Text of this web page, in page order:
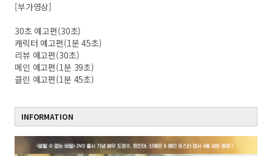
[부가영상]
30초 예고편(30초)
캐릭터 예고편(1분 45초)
리뷰 예고편(30초)
메인 예고편(1분 39초)
클린 예고편(1분 45초)
INFORMATION